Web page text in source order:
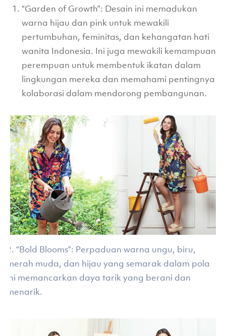
“Garden of Growth”: Desain ini memadukan
warna hijau dan pink untuk mewakili
pertumbuhan, feminitas, dan kehangatan hati
wanita Indonesia. Ini juga mewakili kemampuan
perempuan untuk membentuk ikatan dalam
lingkungan mereka dan memahami pentingnya
kolaborasi dalam mendorong pembangunan.
2. “Bold Blooms”: Perpaduan warna ungu, biru,
merah muda, dan hijau yang semarak dalam pola
ini memancarkan daya tarik yang berani dan
menarik.